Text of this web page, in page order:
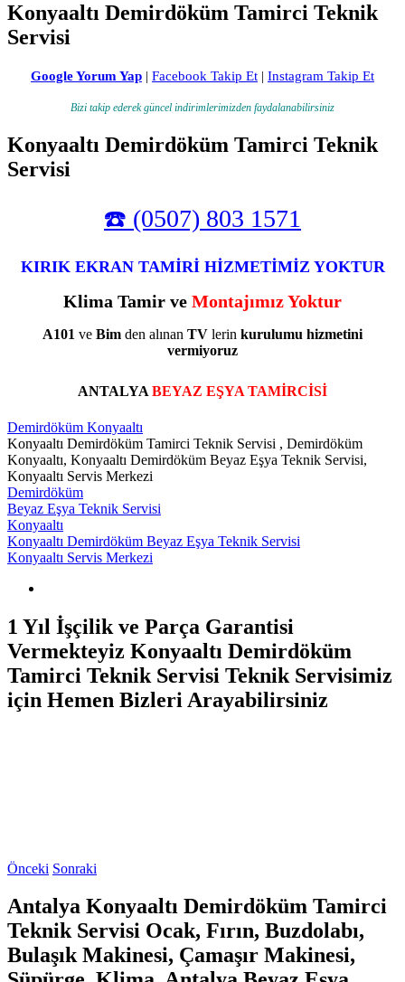
Konyaaltı Demirdöküm Tamirci Teknik
Servisi
Google Yorum Yap | Facebook Takip Et | Instagram Takip Et
Bizi takip ederek güncel indirimlerimizden faydalanabilirsiniz
Konyaaltı Demirdöküm Tamirci Teknik
Servisi
☎️ (0507) 803 1571
KIRIK EKRAN TAMİRİ HİZMETİMİZ YOKTUR
Klima Tamir ve Montajımız Yoktur
A101 ve Bim den alınan TV lerin kurulumu hizmetini
vermiyoruz
ANTALYA BEYAZ EŞYA TAMİRCİSİ
Demirdöküm Konyaaltı
Konyaaltı Demirdöküm Tamirci Teknik Servisi , Demirdöküm
Konyaaltı, Konyaaltı Demirdöküm Beyaz Eşya Teknik Servisi,
Konyaaltı Servis Merkezi
Demirdöküm
Beyaz Eşya Teknik Servisi
Konyaaltı
Konyaaltı Demirdöküm Beyaz Eşya Teknik Servisi
Konyaaltı Servis Merkezi
1 Yıl İşçilik ve Parça Garantisi
Vermekteyiz Konyaaltı Demirdöküm
Tamirci Teknik Servisi Teknik Servisimiz
için Hemen Bizleri Arayabilirsiniz
Önceki Sonraki
Antalya Konyaaltı Demirdöküm Tamirci
Teknik Servisi Ocak, Fırın, Buzdolabı,
Bulaşık Makinesi, Çamaşır Makinesi,